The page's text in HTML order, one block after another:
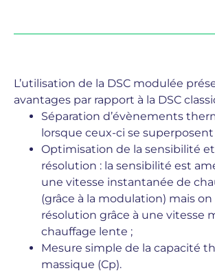
L’utilisation de la DSC modulée
avantages par rapport à la DSC
Séparation d’évènements
lorsque ceux-ci se superposent
Optimisation de la sensibilité
résolution : la sensibilité est
une vitesse instantanée de
(grâce à la modulation) mais
résolution grâce à une vitesse
chauffage lente ;
Mesure simple de la capacité
massique (Cp).